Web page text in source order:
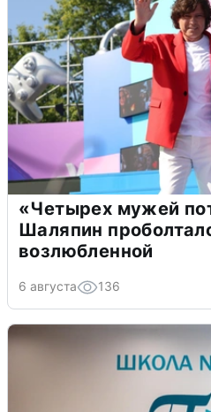
«Четырех мужей
Шаляпин
возлюбленной
6 августа 136